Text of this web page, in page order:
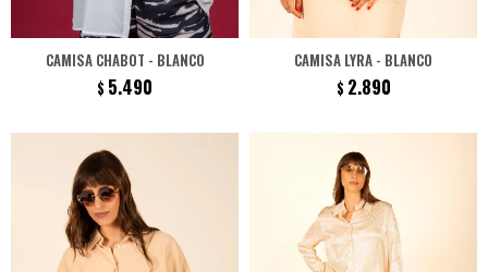
CAMISA CHABOT - BLANCO
$ 5.490
CAMISA LYRA - BLANCO
$ 2.890